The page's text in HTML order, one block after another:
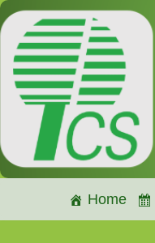
Zum
Inhalt
springen
Home